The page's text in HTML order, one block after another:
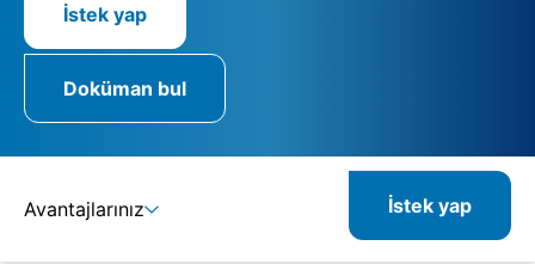
İstek yap
Doküman bul
Avantajlarınız İstek yap